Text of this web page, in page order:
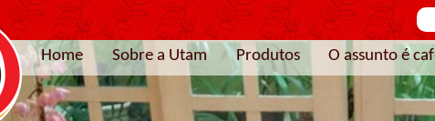
Home Sobre a Utam Produtos O assunto é